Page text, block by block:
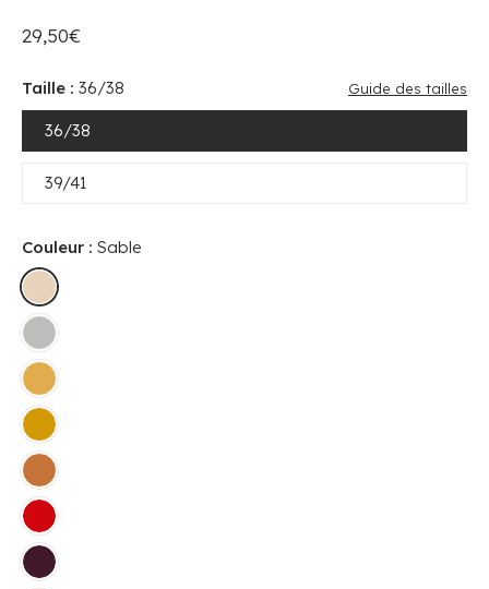
29,50€
Taille : 36/38 Guide des tailles
36/38
39/41
Couleur : Sable